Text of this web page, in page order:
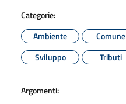
Categorie:
Ambiente
Comune
Sviluppo
Tributi
Argomenti: